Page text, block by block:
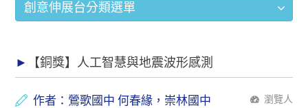
創意伸展台分類選單
【銅獎】人工智慧與地震波形感測
作者：鶯歌國中 何春緣，崇林國中
瀏覽人